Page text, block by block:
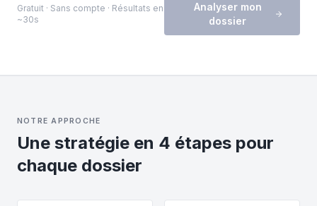
Gratuit · Sans compte · Résultats en
~30s
Analyser mon
dossier
NOTRE APPROCHE
Une stratégie en 4 étapes pour
chaque dossier